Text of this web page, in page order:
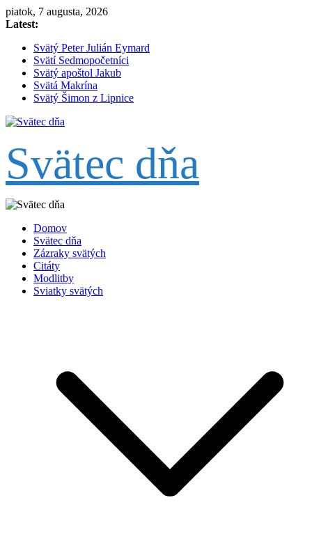
Skip
to
piatok, 7 augusta, 2026
Latest:
Svätý Peter Julián Eymard
Svätí Sedmopočetníci
Svätý apoštol Jakub
Svätá Makrína
Svätý Šimon z Lipnice
Svätec dňa
Domov
Svätec dňa
Zázraky svätých
Citáty
Modlitby
Sviatky svätých